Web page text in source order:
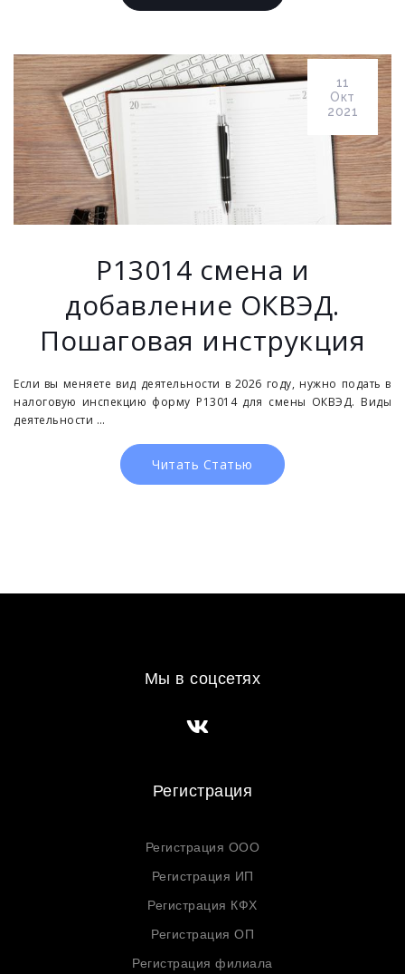
Р13014 смена и
добавление ОКВЭД.
Пошаговая инструкция
Если вы меняете вид деятельности в 2026 году, нужно подать в
налоговую инспекцию форму Р13014 для смены ОКВЭД. Виды
деятельности …
Читать Статью
11
Окт
2021
Мы в соцсетях
Регистрация
Регистрация ООО
Регистрация ИП
Регистрация КФХ
Регистрация ОП
Регистрация филиала